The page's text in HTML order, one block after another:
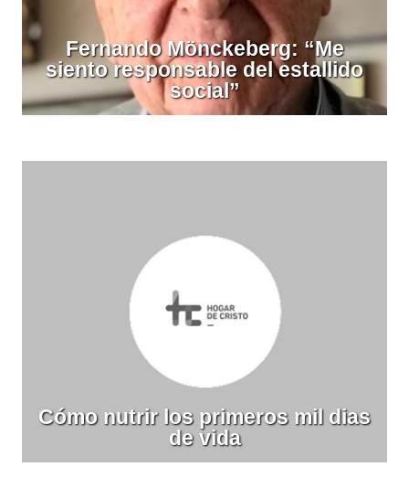
Fernando Mönckeberg: “Me
siento responsable del estallido
social”
Cómo nutrir los primeros mil dias
de vida